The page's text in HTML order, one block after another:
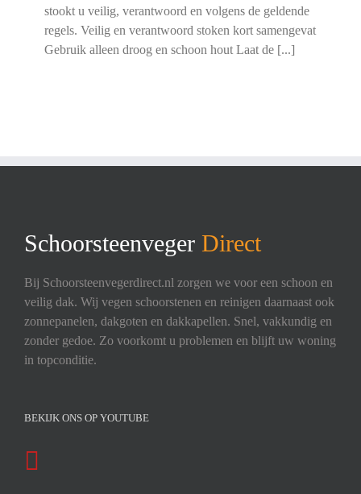
stookt u veilig, verantwoord en volgens de geldende
regels. Veilig en verantwoord stoken kort samengevat
Gebruik alleen droog en schoon hout Laat de [...]
Schoorsteenveger Direct
Bij Schoorsteenvegerdirect.nl zorgen we voor een schoon en
veilig dak. Wij vegen schoorstenen en reinigen daarnaast ook
zonnepanelen, dakgoten en dakkapellen. Snel, vakkundig en
zonder gedoe. Zo voorkomt u problemen en blijft uw woning
in topconditie.
BEKIJK ONS OP YOUTUBE